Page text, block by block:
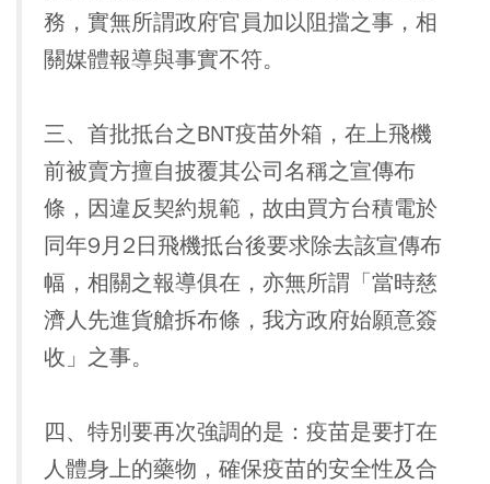
務，實無所謂政府官員加以阻擋之事，相
關媒體報導與事實不符。
三、首批抵台之BNT疫苗外箱，在上飛機
前被賣方擅自披覆其公司名稱之宣傳布
條，因違反契約規範，故由買方台積電於
同年9月2日飛機抵台後要求除去該宣傳布
幅，相關之報導俱在，亦無所謂「當時慈
濟人先進貨艙拆布條，我方政府始願意簽
收」之事。
四、特別要再次強調的是：疫苗是要打在
人體身上的藥物，確保疫苗的安全性及合